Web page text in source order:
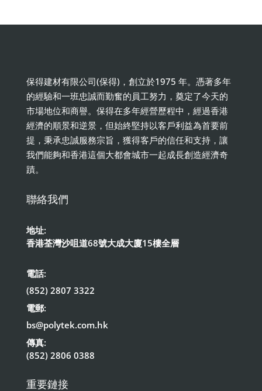
保得建材有限公司(保得)，創立於1975 年。憑著多年
的經驗和一班忠誠而勤奮的員工努力，奠定了今天的
市場地位和商譽。保得在多年經營歷程中，經過香港
經濟的順景和逆景，但始終堅持以客戶利益為首要前
提，秉承忠誠服務宗旨，獲得客戶的信任和支持，讓
我們能夠和香港這個大都會城市一起成長創造經濟奇
蹟。
聯絡我們
地址:
香港荃灣沙咀道68號大成大廈15樓全層
電話:
(852) 2807 3322
電郵:
bs@polytek.com.hk
傳真:
(852) 2806 0388
重要鏈接